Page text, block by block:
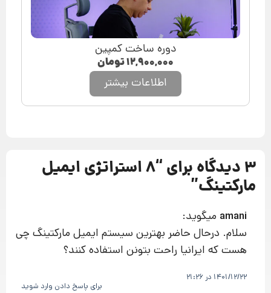
دوره ساخت کمپین
۱۲,۹۰۰,۰۰۰تومان
اطلاعات بیشتر
3 دیدگاه برای “ 8 استراتژی ایمیل
مارکتینگ”
amani میگوید:
سلام. درحال حاضر بهترین سیستم ایمیل مارکتینگ چی
هست که ایرانیا راحت بتونن استفاده کنند؟
1401/12/22 در 21:26
برای پاسخ دادن وارد شوید